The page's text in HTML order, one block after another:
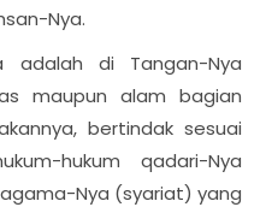
Nya.
adalah di Tangan-Nya
maupun alam bagian
bertindak sesuai
hukum qadari-Nya
Nya (syariat) yang